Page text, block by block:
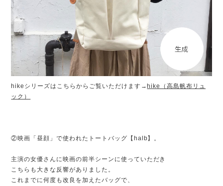
hikeシリーズはこちらからご覧いただけます→hike（高島帆布リュ
ック）
②映画「昼顔」で使われたトートバッグ【halb】。
主演の女優さんに映画の前半シーンに使っていただき
こちらも大きな反響がありました。
これまでに何度も改良を加えたバッグで、